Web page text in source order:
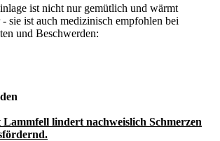
ist nicht nur gemütlich und wärmt
sie ist auch medizinisch empfohlen bei
und Beschwerden:
lindert nachweislich Schmerzen